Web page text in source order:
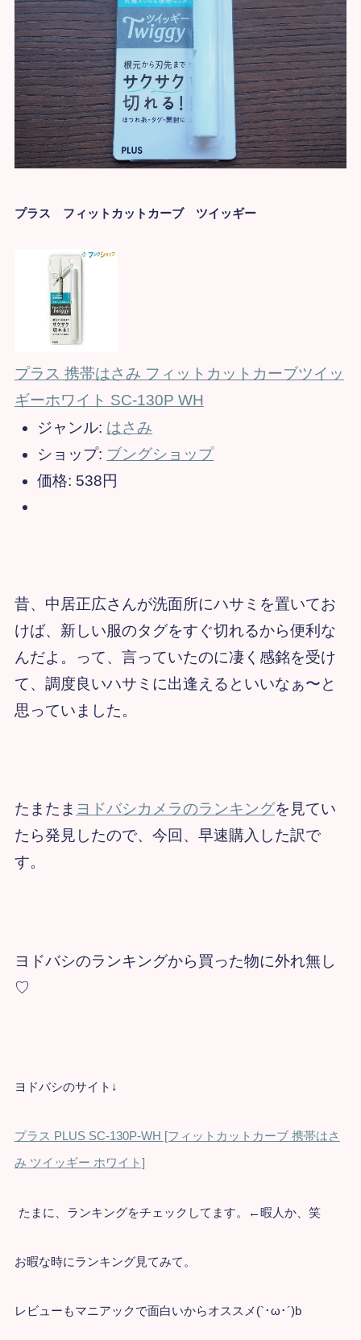
プラス フィットカットカーブ ツイッギー
プラス 携帯はさみ フィットカットカーブツイッ
ギーホワイト SC-130P WH
ジャンル: はさみ
ショップ: ブングショップ
価格: 538円
昔、中居正広さんが洗面所にハサミを置いてお
けば、 新しい服のタグをすぐ切れるから便利な
んだよ。
って、言っていたのに凄く感銘を受け
て、調度良いハサミに出逢えるといいなぁ〜と
思っていました。
たまたま ヨドバシカメラのランキングを見てい
たら発見したので、今回、早速購入した訳で
す。
ヨドバシのランキングから買った物に外れ無し
♡
ヨドバシのサイト↓
プラス PLUS SC-130P-WH [フィットカットカーブ 携帯はさ
み ツイッギー ホワイト]
たまに、ランキングをチェックしてます。←暇人か、笑
お暇な時にランキング見てみて。
レビューもマニアックで面白いからオススメ(`･ω･´)b